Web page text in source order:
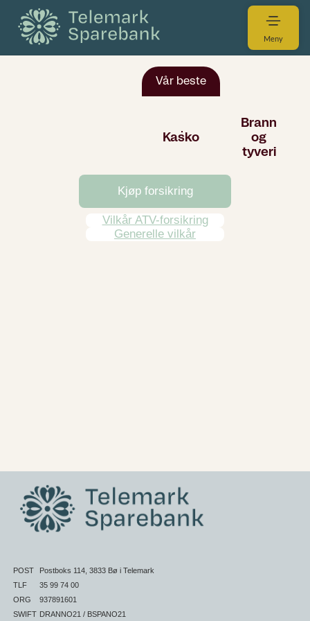
Meny
Kjøp forsikring
Vilkår ATV-forsikring
Generelle vilkår
POST
Postboks 114, 3833 Bø i Telemark
TLF
35 99 74 00
ORG
937891601
SWIFT DRANNO21 / BSPANO21